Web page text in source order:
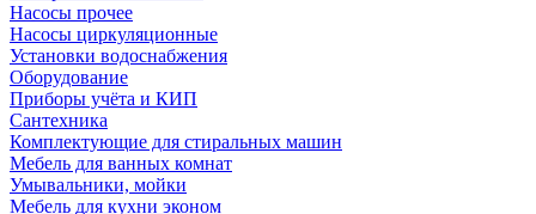
Насосы прочее
Насосы циркуляционные
Установки водоснабжения
Оборудование
Приборы учёта и КИП
Сантехника
Комплектующие для стиральных машин
Мебель для ванных комнат
Умывальники, мойки
Мебель для кухни эконом